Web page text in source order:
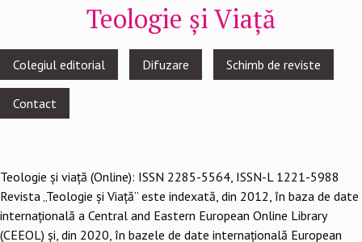
Teologie și Viață
Footer
menu
Colegiul editorial Difuzare Schimb de reviste
Contact
Teologie şi viaţă (Online): ISSN 2285-5564, ISSN-L 1221-5988
Revista „Teologie și Viață” este indexată, din 2012, în baza de date
internațională a Central and Eastern European Online Library
(CEEOL) și, din 2020, în bazele de date internațională European